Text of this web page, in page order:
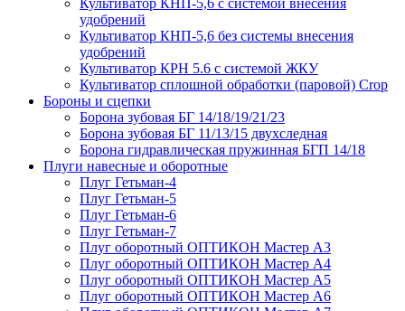
Культиватор КНП-5,6 с системой внесения
удобрений
Культиватор КНП-5,6 без системы внесения
удобрений
Культиватор КРН 5.6 с системой ЖКУ
Культиватор сплошной обработки (паровой) Crop
Бороны и сцепки
Борона зубовая БГ 14/18/19/21/23
Борона зубовая БГ 11/13/15 двухследная
Борона гидравлическая пружинная БГП 14/18
Плуги навесные и оборотные
Плуг Гетьман-4
Плуг Гетьман-5
Плуг Гетьман-6
Плуг Гетьман-7
Плуг оборотный ОПТИКОН Мастер А3
Плуг оборотный ОПТИКОН Мастер А4
Плуг оборотный ОПТИКОН Мастер А5
Плуг оборотный ОПТИКОН Мастер А6